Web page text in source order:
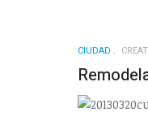
CIUDAD